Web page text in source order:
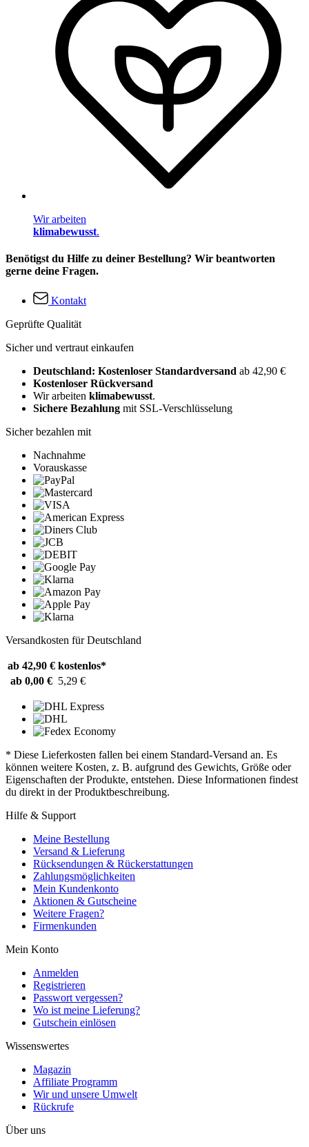
Wir arbeiten
klimabewusst.
Benötigst du Hilfe zu deiner Bestellung? Wir beantworten
gerne deine Fragen.
Kontakt
Geprüfte Qualität
Sicher und vertraut einkaufen
Deutschland: Kostenloser Standardversand ab 42,90 €
Kostenloser Rückversand
Wir arbeiten klimabewusst.
Sichere Bezahlung mit SSL-Verschlüsselung
Sicher bezahlen mit
Nachnahme
Vorauskasse
Versandkosten für Deutschland
ab 42,90 € kostenlos*
ab 0,00 € 5,29 €
* Diese Lieferkosten fallen bei einem Standard-Versand an. Es
können weitere Kosten, z. B. aufgrund des Gewichts, Größe oder
Eigenschaften der Produkte, entstehen. Diese Informationen findest
du direkt in der Produktbeschreibung.
Hilfe & Support
Meine Bestellung
Versand & Lieferung
Rücksendungen & Rückerstattungen
Zahlungsmöglichkeiten
Mein Kundenkonto
Aktionen & Gutscheine
Weitere Fragen?
Firmenkunden
Mein Konto
Anmelden
Registrieren
Passwort vergessen?
Wo ist meine Lieferung?
Gutschein einlösen
Wissenswertes
Magazin
Affiliate Programm
Wir und unsere Umwelt
Rückrufe
Über uns